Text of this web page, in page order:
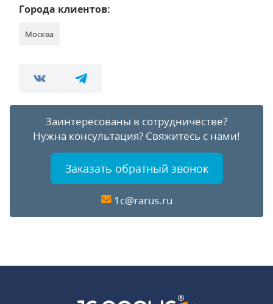
Города клиентов:
Москва
Заинтересованы в сотрудничестве?
Нужна консультация? Свяжитесь с нами!
Заказать обратный звонок
1c@rarus.ru